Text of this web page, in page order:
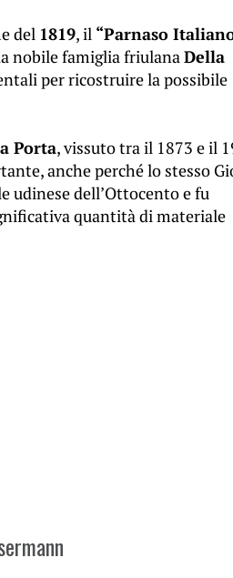
del 1819, il “Parnaso
nobile famiglia friulanaDella
per ricostruire la possibile
Porta, vissuto tra il 1873 e il
anche perché lo stesso
udinese dell’Ottocento e fu
quantità di materiale